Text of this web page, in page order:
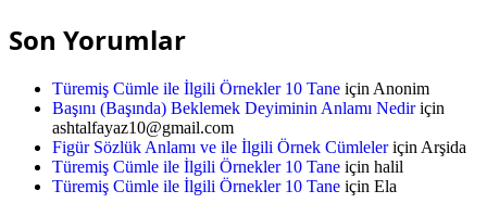
Son Yorumlar
Türemiş Cümle ile İlgili Örnekler 10 Tane için Anonim
Başını (Başında) Beklemek Deyiminin Anlamı Nediriçin
ashtalfayaz10@gmail.com
Figür Sözlük Anlamı ve ile İlgili Örnek Cümleleriçin Arşida
Türemiş Cümle ile İlgili Örnekler 10 Tane için halil
Türemiş Cümle ile İlgili Örnekler 10 Tane için Ela